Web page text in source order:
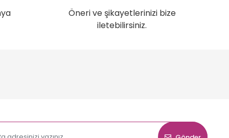
Öneri ve şikayetlerinizi bize
iletebilirsiniz.